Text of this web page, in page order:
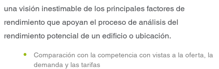
una visión inestimable de los principales factores de
rendimiento que apoyan el proceso de análisis del
rendimiento potencial de un edificio o ubicación.
Comparación con la competencia con vistas a la oferta, la
demanda y las tarifas